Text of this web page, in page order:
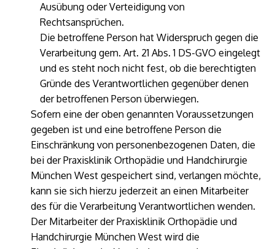
Ausübung oder Verteidigung von
Rechtsansprüchen.
Die betroffene Person hat Widerspruch gegen die
Verarbeitung gem. Art. 21 Abs. 1 DS-GVO eingelegt
und es steht noch nicht fest, ob die berechtigten
Gründe des Verantwortlichen gegenüber denen
der betroffenen Person überwiegen.
Sofern eine der oben genannten Voraussetzungen
gegeben ist und eine betroffene Person die
Einschränkung von personenbezogenen Daten, die
bei der Praxisklinik Orthopädie und Handchirurgie
München West gespeichert sind, verlangen möchte,
kann sie sich hierzu jederzeit an einen Mitarbeiter
des für die Verarbeitung Verantwortlichen wenden.
Der Mitarbeiter der Praxisklinik Orthopädie und
Handchirurgie München West wird die